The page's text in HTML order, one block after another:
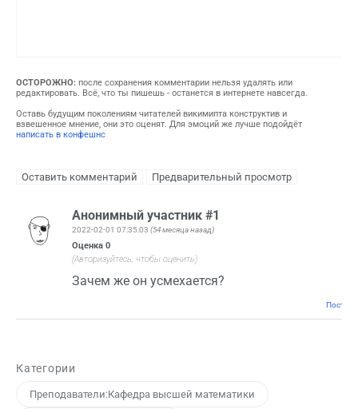
ОСТОРОЖНО: после сохранения комментарии нельзя удалять или
редактировать. Всё, что ты пишешь - останется в интернете навсегда.
Оставь будущим поколениям читателей викимипта конструктив и
взвешенное мнение, они это оценят. Для эмоций же лучше подойдёт
написать в конфешнс
Анонимный участник #1
2022-02-01 07:35:03 (54 месяца назад)
Оценка 0
(Авторизуйтесь, чтобы оценить)
Зачем же он усмехается?
Категории
Преподаватели:Кафедра высшей математики